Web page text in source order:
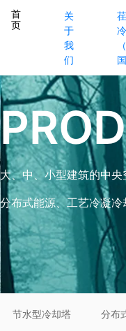
首
页
关
于
我
们
国
大、中、小型建筑的中
分布式能源、工艺冷凝冷
节水型冷却塔 分布